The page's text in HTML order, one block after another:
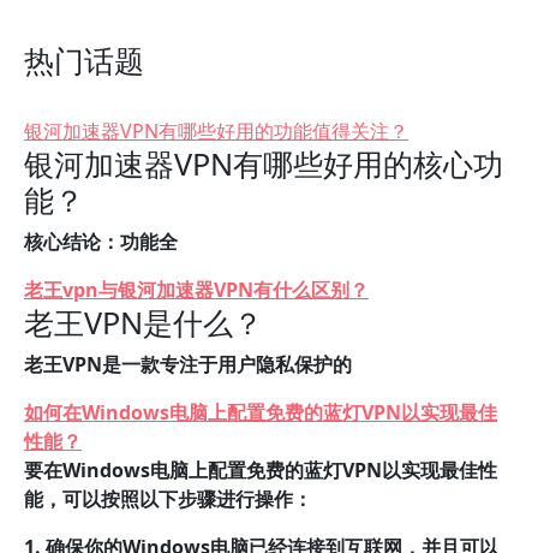
热门话题
银河加速器VPN有哪些好用的功能值得关注？
银河加速器VPN有哪些好用的核心功
能？
核心结论：功能全
老王vpn与银河加速器VPN有什么区别？
老王VPN是什么？
老王VPN是一款专注于用户隐私保护的
如何在Windows电脑上配置免费的蓝灯VPN以实现最佳
性能？
要在Windows电脑上配置免费的蓝灯VPN以实现最佳性
能，可以按照以下步骤进行操作：
1. 确保你的Windows电脑已经连接到互联网，并且可以